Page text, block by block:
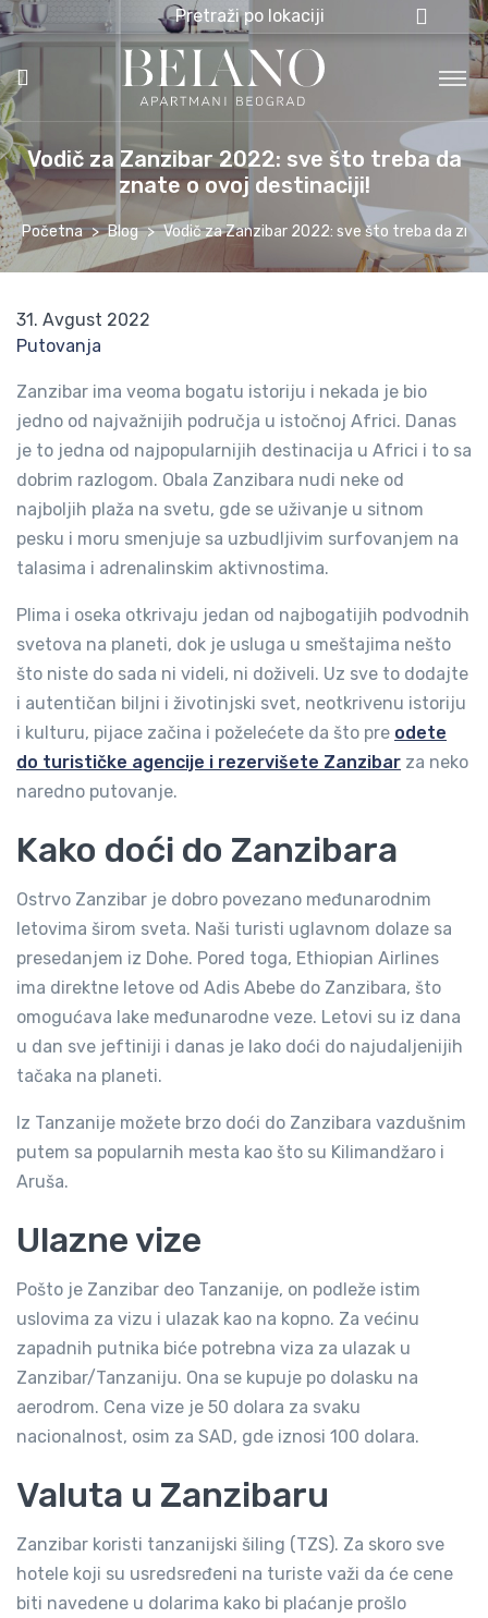
Pretraži po lokaciji
Vodič za Zanzibar 2022: sve što treba da
znate o ovoj destinaciji!
Početna Blog Vodič za Zanzibar 2022: sve što treba da
31. Avgust 2022
Putovanja
Zanzibar ima veoma bogatu istoriju i nekada je bio
jedno od najvažnijih područja u istočnoj Africi. Danas
je to jedna od najpopularnijih destinacija u Africi i to sa
dobrim razlogom. Obala Zanzibara nudi neke od
najboljih plaža na svetu, gde se uživanje u sitnom
pesku i moru smenjuje sa uzbudljivim surfovanjem na
talasima i adrenalinskim aktivnostima.
Plima i oseka otkrivaju jedan od najbogatijih podvodnih
svetova na planeti, dok je usluga u smeštajima nešto
što niste do sada ni videli, ni doživeli. Uz sve to dodajte
i autentičan biljni i životinjski svet, neotkrivenu istoriju
i kulturu, pijace začina i poželećete da što pre odete
do turističke agencije i rezervišete Zanzibar za neko
naredno putovanje.
Kako doći do Zanzibara
Ostrvo Zanzibar je dobro povezano međunarodnim
letovima širom sveta. Naši turisti uglavnom dolaze sa
presedanjem iz Dohe. Pored toga, Ethiopian Airlines
ima direktne letove od Adis Abebe do Zanzibara, što
omogućava lake međunarodne veze. Letovi su iz dana
u dan sve jeftiniji i danas je lako doći do najudaljenijih
tačaka na planeti.
Iz Tanzanije možete brzo doći do Zanzibara vazdušnim
putem sa popularnih mesta kao što su Kilimandžaro i
Aruša.
Ulazne vize
Pošto je Zanzibar deo Tanzanije, on podleže istim
uslovima za vizu i ulazak kao na kopno. Za većinu
zapadnih putnika biće potrebna viza za ulazak u
Zanzibar/Tanzaniju. Ona se kupuje po dolasku na
aerodrom. Cena vize je 50 dolara za svaku
nacionalnost, osim za SAD, gde iznosi 100 dolara.
Valuta u Zanzibaru
Zanzibar koristi tanzanijski šiling (TZS). Za skoro sve
hotele koji su usredsređeni na turiste važi da će cene
biti navedene u dolarima kako bi plaćanje prošlo